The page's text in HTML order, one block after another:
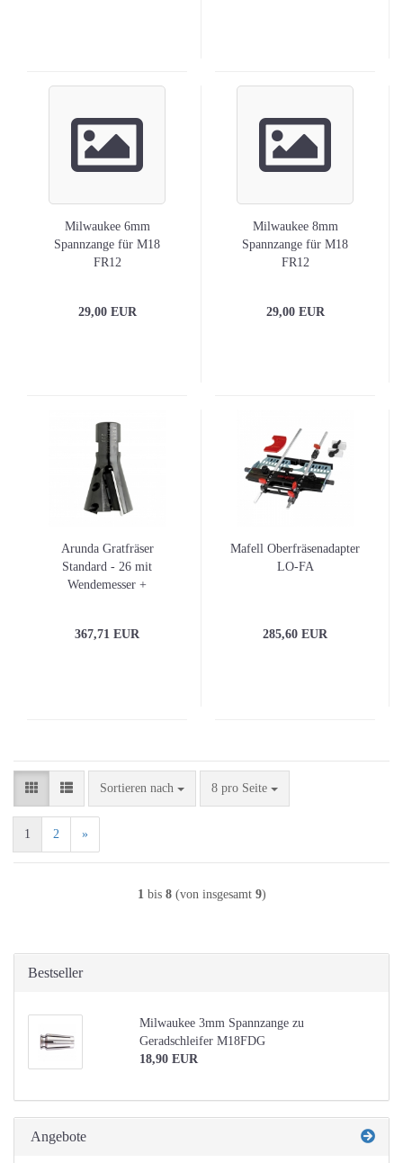
Milwaukee 6mm
Spannzange für M18
FR12
29,00 EUR
Milwaukee 8mm
Spannzange für M18
FR12
29,00 EUR
Arunda Gratfräser
Standard - 26 mit
Wendemesser +
367,71 EUR
Mafell Oberfräsenadapter
LO-FA
285,60 EUR
Sortieren nach
Sortieren nach 8 pro Seite
pro Seite
1 2 »
1bis 8(von insgesamt 9)
Bestseller
Milwaukee 3mm Spannzange zu
Geradschleifer M18FDG
18,90 EUR
Angebote